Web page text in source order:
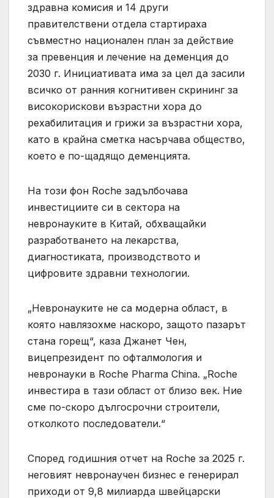
здравна комисия и 14 други
правителствени отдела стартираха
съвместно национален план за действие
за превенция и лечение на деменция до
2030 г. Инициативата има за цел да засили
всичко от ранния когнитивен скрининг за
високорискови възрастни хора до
рехабилитация и грижи за възрастни хора,
като в крайна сметка насърчава общество,
което е по-щадящо деменцията.
На този фон Roche задълбочава
инвестициите си в сектора на
невронауките в Китай, обхващайки
разработването на лекарства,
диагностиката, производството и
цифровите здравни технологии.
„Невронауките не са модерна област, в
която навлязохме наскоро, защото пазарът
стана горещ“, каза Джанет Чен,
вицепрезидент по офталмология и
невронауки в Roche Pharma China. „Roche
инвестира в тази област от близо век. Ние
сме по-скоро дългосрочни строители,
отколкото последователи.“
Според годишния отчет на Roche за 2025 г.
неговият невронаучен бизнес е генерирал
приходи от 9,8 милиарда швейцарски